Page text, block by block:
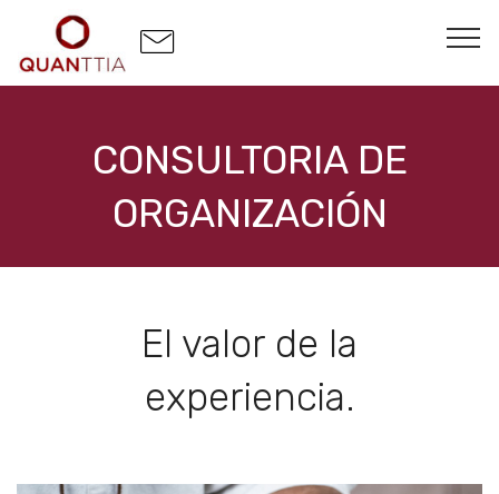
CONSULTORIA DE
ORGANIZACIÓN
El valor de la
experiencia.